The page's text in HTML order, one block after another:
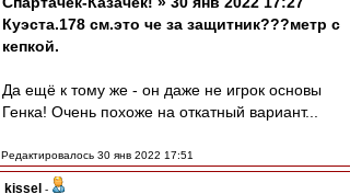
Куэста.178 см.это че за защитник???метр с
кепкой.
Да ещё к тому же - он даже не игрок основы
Генка! Очень похоже на откатный вариант...
Редактировалось 30 янв 2022 17:51
kissel -